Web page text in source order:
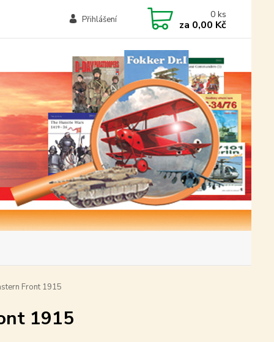
Přihlášení 0 ks
za 0,00 Kč
Front 1915
1915